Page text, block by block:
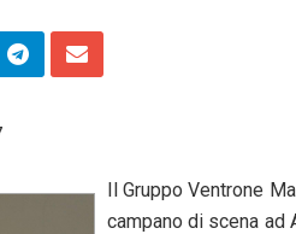
Il Gruppo Ventrone
campano di scena ad